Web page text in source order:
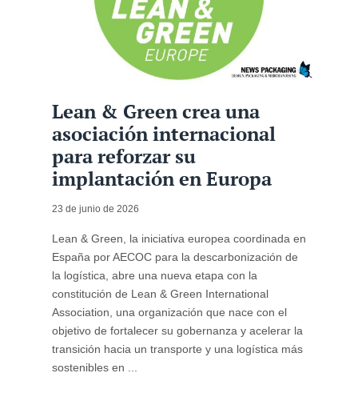
Lean & Green crea una
asociación internacional
para reforzar su
implantación en Europa
23 de junio de 2026
Lean & Green, la iniciativa europea coordinada en
España por AECOC para la descarbonización de
la logística, abre una nueva etapa con la
constitución de Lean & Green International
Association, una organización que nace con el
objetivo de fortalecer su gobernanza y acelerar la
transición hacia un transporte y una logística más
sostenibles en ...